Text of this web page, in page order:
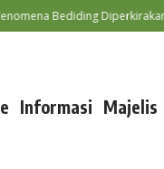
Bediding Diperkirakan
Informasi Majelis